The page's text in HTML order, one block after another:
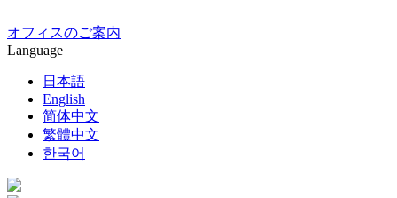
オフィスのご案内
Language
日本語
English
简体中文
繁體中文
한국어